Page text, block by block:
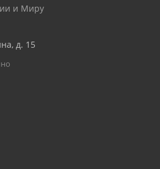
и Миру
д. 15